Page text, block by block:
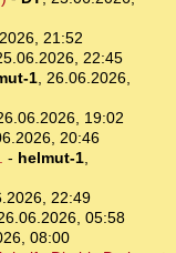
21:52
22:45
1, 26.06.2026,
19:02
20:46
- helmut-1,
22:49
05:58
08:00